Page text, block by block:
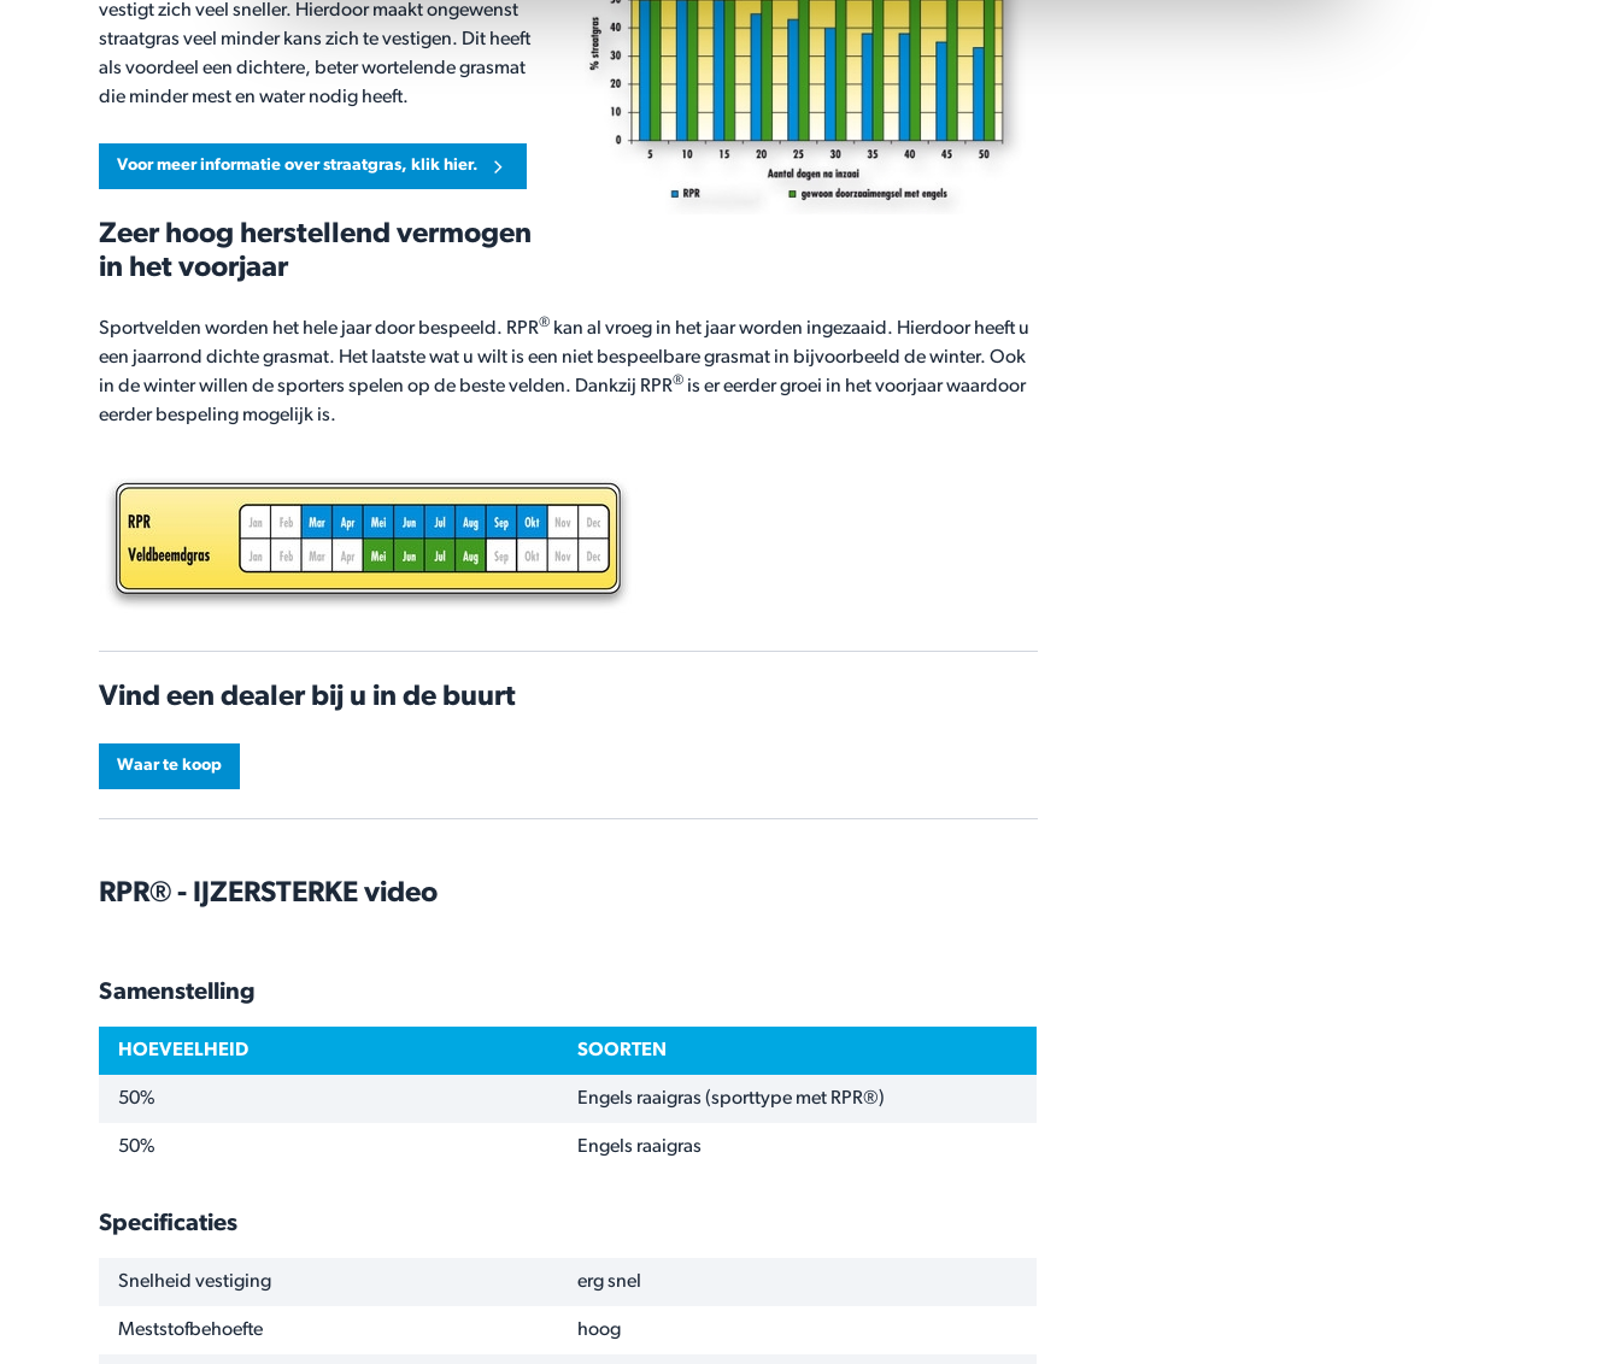
vestigt zich veel sneller. Hierdoor maakt ongewenst
straatgras veel minder kans zich te vestigen. Dit heeft
als voordeel een dichtere, beter wortelende grasmat
die minder mest en water nodig heeft.
Voor meer informatie over straatgras, klik hier.
Zeer hoog herstellend vermogen
in het voorjaar
Sportvelden worden het hele jaar door bespeeld. RPR® kan al vroeg in het jaar worden ingezaaid. Hierdoor heeft u
een jaarrond dichte grasmat. Het laatste wat u wilt is een niet bespeelbare grasmat in bijvoorbeeld de winter. Ook
in de winter willen de sporters spelen op de beste velden. Dankzij RPR® is er eerder groei in het voorjaar waardoor
eerder bespeling mogelijk is.
Vind een dealer bij u in de buurt
Waar te koop
RPR® - IJZERSTERKE video
Samenstelling
HOEVEELHEID SOORTEN
50% Engels raaigras (sporttype met RPR®)
50% Engels raaigras
Specificaties
NAAM WAARDE
Snelheid vestiging erg snel
Meststofbehoefte hoog